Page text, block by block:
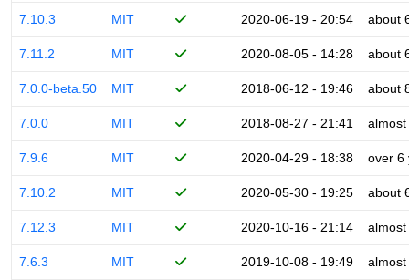
7.10.3 MIT 2020-06-19 - 20:54 about
7.11.2 MIT 2020-08-05 - 14:28 about
7.0.0-beta.50 MIT 2018-06-12 - 19:46 about
7.0.0 MIT 2018-08-27 - 21:41
7.9.6 MIT 2020-04-29 - 18:38 over 6
7.10.2 MIT 2020-05-30 - 19:25 about
7.12.3 MIT 2020-10-16 - 21:14
7.6.3 MIT 2019-10-08 - 19:49